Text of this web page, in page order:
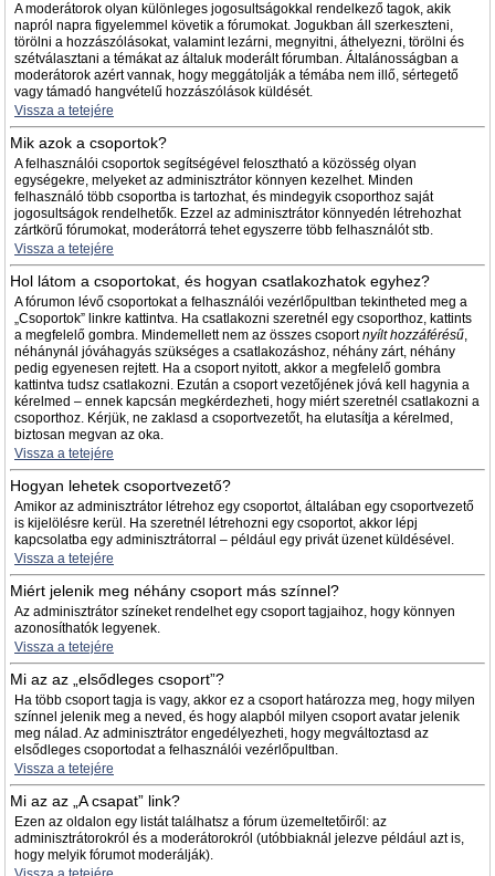
A moderátorok olyan különleges jogosultságokkal rendelkező tagok, akik
napról napra figyelemmel követik a fórumokat. Jogukban áll szerkeszteni,
törölni a hozzászólásokat, valamint lezárni, megnyitni, áthelyezni, törölni és
szétválasztani a témákat az általuk moderált fórumban. Általánosságban a
moderátorok azért vannak, hogy meggátolják a témába nem illő, sértegető
vagy támadó hangvételű hozzászólások küldését.
Vissza a tetejére
Mik azok a csoportok?
A felhasználói csoportok segítségével felosztható a közösség olyan
egységekre, melyeket az adminisztrátor könnyen kezelhet. Minden
felhasználó több csoportba is tartozhat, és mindegyik csoporthoz saját
jogosultságok rendelhetők. Ezzel az adminisztrátor könnyedén létrehozhat
zártkörű fórumokat, moderátorrá tehet egyszerre több felhasználót stb.
Vissza a tetejére
Hol látom a csoportokat, és hogyan csatlakozhatok egyhez?
A fórumon lévő csoportokat a felhasználói vezérlőpultban tekintheted meg a
„Csoportok” linkre kattintva. Ha csatlakozni szeretnél egy csoporthoz, kattints
a megfelelő gombra. Mindemellett nem az összes csoportnyílt hozzáférésű,
néhánynál jóváhagyás szükséges a csatlakozáshoz, néhány zárt, néhány
pedig egyenesen rejtett. Ha a csoport nyitott, akkor a megfelelő gombra
kattintva tudsz csatlakozni. Ezután a csoport vezetőjének jóvá kell hagynia a
kérelmed – ennek kapcsán megkérdezheti, hogy miért szeretnél csatlakozni a
csoporthoz. Kérjük, ne zaklasd a csoportvezetőt, ha elutasítja a kérelmed,
biztosan megvan az oka.
Vissza a tetejére
Hogyan lehetek csoportvezető?
Amikor az adminisztrátor létrehoz egy csoportot, általában egy csoportvezető
is kijelölésre kerül. Ha szeretnél létrehozni egy csoportot, akkor lépj
kapcsolatba egy adminisztrátorral – például egy privát üzenet küldésével.
Vissza a tetejére
Miért jelenik meg néhány csoport más színnel?
Az adminisztrátor színeket rendelhet egy csoport tagjaihoz, hogy könnyen
azonosíthatók legyenek.
Vissza a tetejére
Mi az az „elsődleges csoport”?
Ha több csoport tagja is vagy, akkor ez a csoport határozza meg, hogy milyen
színnel jelenik meg a neved, és hogy alapból milyen csoport avatar jelenik
meg nálad. Az adminisztrátor engedélyezheti, hogy megváltoztasd az
elsődleges csoportodat a felhasználói vezérlőpultban.
Vissza a tetejére
Mi az az „A csapat” link?
Ezen az oldalon egy listát találhatsz a fórum üzemeltetőiről: az
adminisztrátorokról és a moderátorokról (utóbbiaknál jelezve például azt is,
hogy melyik fórumot moderálják).